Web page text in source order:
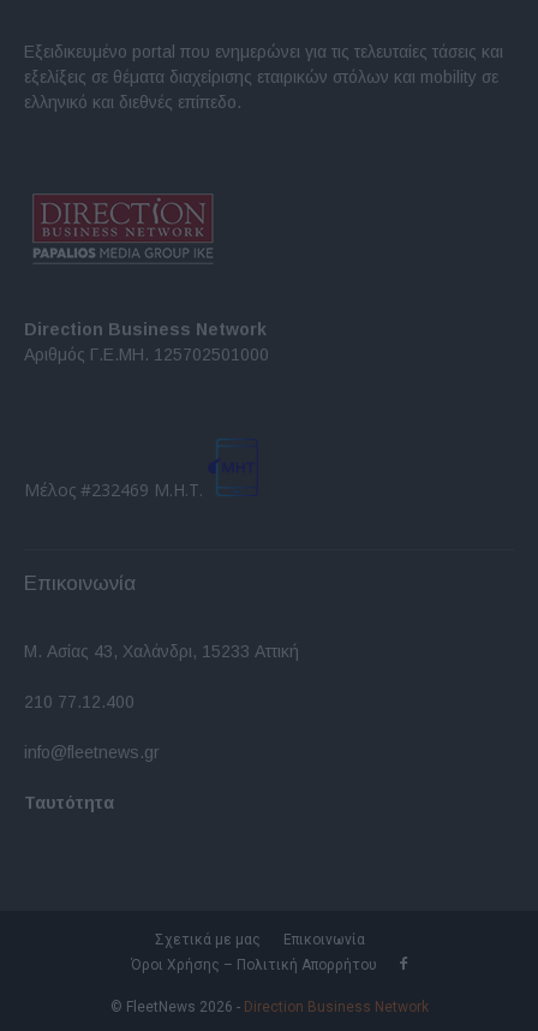
Εξειδικευμένο portal που ενημερώνει για τις τελευταίες τάσεις και
εξελίξεις σε θέματα διαχείρισης εταιρικών στόλων και mobility σε
ελληνικό και διεθνές επίπεδο.
Direction Business Network
Αριθμός Γ.Ε.ΜΗ. 125702501000
Μέλος #232469 Μ.Η.Τ.
Επικοινωνία
Μ. Ασίας 43, Χαλάνδρι, 15233 Αττική
210 77.12.400
info@fleetnews.gr
Ταυτότητα
Σχετικά με μας
Επικοινωνία
Όροι Χρήσης – Πολιτική Απορρήτου
© FleetNews 2026 - Direction Business Network